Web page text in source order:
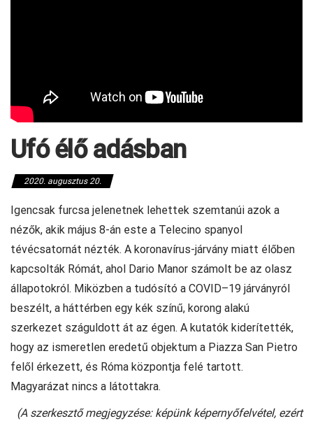
Ufó élő adásban
2020. augusztus 20.
Igencsak furcsa jelenetnek lehettek szemtanúi azok a
nézők, akik május 8-án este a Telecino spanyol
tévécsatornát nézték. A koronavírus-járvány miatt élőben
kapcsolták Rómát, ahol Dario Manor számolt be az olasz
állapotokról. Miközben a tudósító a COVID–19 járványról
beszélt, a háttérben egy kék színű, korong alakú
szerkezet száguldott át az égen. A kutatók kiderítették,
hogy az ismeretlen eredetű objektum a Piazza San Pietro
felől érkezett, és Róma központja felé tartott.
Magyarázat nincs a látottakra.
(A szerkesztő megjegyzése: képünk képernyőfelvétel, ezért